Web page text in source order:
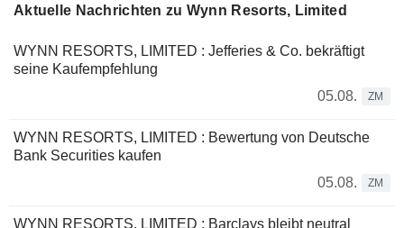
Aktuelle Nachrichten zu Wynn Resorts, Limited
WYNN RESORTS, LIMITED : Jefferies & Co. bekräftigt
seine Kaufempfehlung
05.08.
ZM
WYNN RESORTS, LIMITED : Bewertung von Deutsche
Bank Securities kaufen
05.08.
ZM
WYNN RESORTS, LIMITED : Barclays bleibt neutral